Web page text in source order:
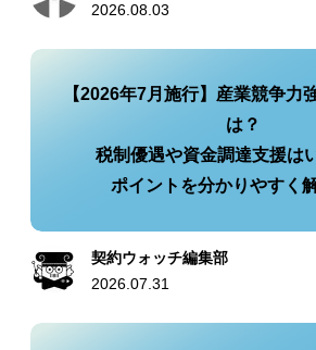
2026.08.03
【2026年7月施行】産業競争力
は？
税制優遇や資金調達支援は
ポイントを分かりやすく
契約ウォッチ編集部
2026.07.31